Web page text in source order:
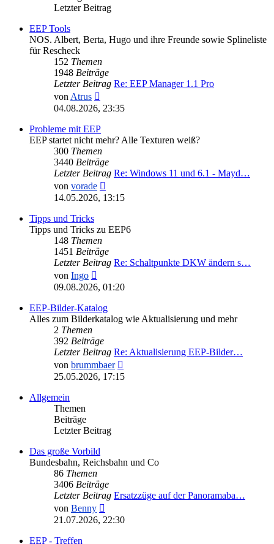
Letzter Beitrag
EEP Tools
NOS. Albert, Berta, Hugo und ihre Freunde sowie Splineliste
für Rescheck
152 Themen
1948 Beiträge
Letzter Beitrag Re: EEP Manager 1.1 Pro
von Atrus
Beitrag
04.08.2026, 23:35
Probleme mit EEP
EEP startet nicht mehr? Alle Texturen weiß?
300 Themen
3440 Beiträge
Letzter Beitrag Re: Windows 11 und 6.1 - Mayd…
von vorade
Beitrag
14.05.2026, 13:15
Tipps und Tricks
Tipps und Tricks zu EEP6
148 Themen
1451 Beiträge
Letzter Beitrag Re: Schaltpunkte DKW ändern s…
von Ingo
Beitrag
09.08.2026, 01:20
EEP-Bilder-Katalog
Alles zum Bilderkatalog wie Aktualisierung und mehr
2 Themen
392 Beiträge
Letzter Beitrag Re: Aktualisierung EEP-Bilder…
von brummbaer
Beitrag
25.05.2026, 17:15
Allgemein
Themen
Beiträge
Letzter Beitrag
Das große Vorbild
Bundesbahn, Reichsbahn und Co
86 Themen
3406 Beiträge
Letzter Beitrag Ersatzzüge auf der Panoramaba…
von Benny
Beitrag
21.07.2026, 22:30
EEP - Treffen